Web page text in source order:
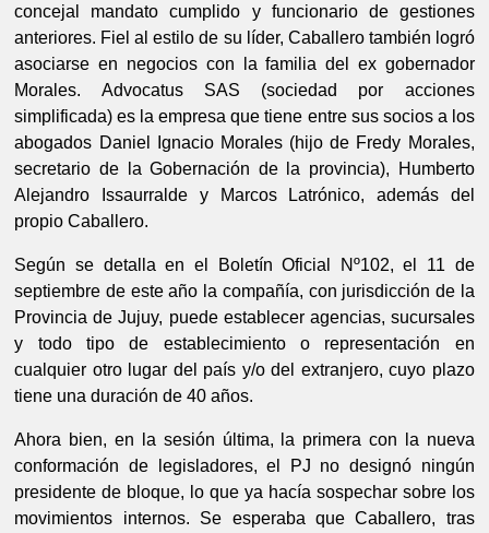
concejal mandato cumplido y funcionario de gestiones
anteriores. Fiel al estilo de su líder, Caballero también logró
asociarse en negocios con la familia del ex gobernador
Morales. Advocatus SAS (sociedad por acciones
simplificada) es la empresa que tiene entre sus socios a los
abogados Daniel Ignacio Morales (hijo de Fredy Morales,
secretario de la Gobernación de la provincia), Humberto
Alejandro Issaurralde y Marcos Latrónico, además del
propio Caballero.
Según se detalla en el Boletín Oficial Nº102, el 11 de
septiembre de este año la compañía, con jurisdicción de la
Provincia de Jujuy, puede establecer agencias, sucursales
y todo tipo de establecimiento o representación en
cualquier otro lugar del país y/o del extranjero, cuyo plazo
tiene una duración de 40 años.
Ahora bien, en la sesión última, la primera con la nueva
conformación de legisladores, el PJ no designó ningún
presidente de bloque, lo que ya hacía sospechar sobre los
movimientos internos. Se esperaba que Caballero, tras